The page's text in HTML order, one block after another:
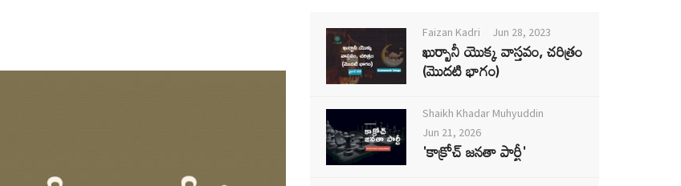
Faizan Kadri Jun 28, 2023
ఖుర్బానీ యొక్క వాస్తవం, చరిత్రం
(మొదటి భాగం)
Shaikh Khadar Muhyuddin
Jun 21, 2026
'కాక్రోచ్ జనతా పార్టీ'